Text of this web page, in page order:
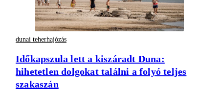
dunai teherhajózás
Időkapszula lett a kiszáradt Duna:
hihetetlen dolgokat találni a folyó teljes
szakaszán